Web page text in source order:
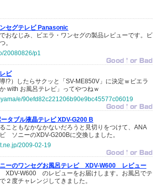
セグテレビ Panasonic
おなじみ、ビエラ・ワンセグの製品レビューです。ビ
。
20080826/p1
ビ
!?）したらサクッと「SV-ME850V」に決定ｗビエラ
with お風呂テレビ」ってやつねｗ
e/90efd82c221206b90e9bc45577c06019
タブル液晶テレビ XDV-G200 B
こともなかなかないだろうと見切りをつけて、ANA
ソニーのXDV-G200Bに交換しました。
2009-02-19
ーのワンセグお風呂テレビ XDV-W600 レビュー
XDV-W600 のレビューをお届けします。お風呂でテ
２度チャレンジしてきました。